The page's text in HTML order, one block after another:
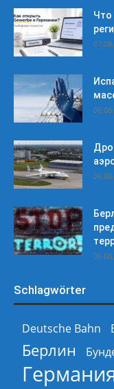
Что
Schlagwörter
Deutsche Bahn
Берлин